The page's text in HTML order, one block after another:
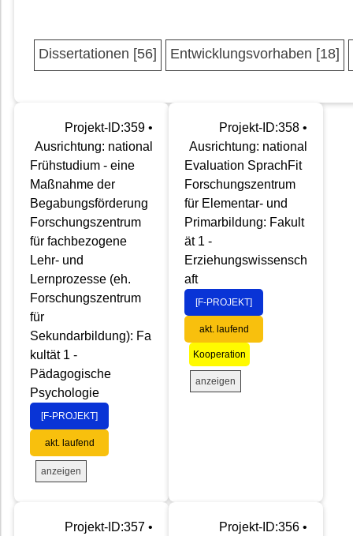
Dissertationen [56] Entwicklungsvorhaben [18]
Projekt-ID:359 •
Ausrichtung: national
Frühstudium - eine
Maßnahme der
Begabungsförderung
Forschungszentrum
für fachbezogene
Lehr- und
Lernprozesse (eh.
Forschungszentrum
für
Sekundarbildung): Fa
kultät 1 -
Pädagogische
Psychologie
[F-PROJEKT]
akt. laufend
anzeigen
Projekt-ID:358 •
Ausrichtung: national
Evaluation SprachFit
Forschungszentrum
für Elementar- und
Primarbildung: Fakult
ät 1 -
Erziehungswissensch
aft
[F-PROJEKT]
akt. laufend
Kooperation
anzeigen
Projekt-ID:357 •
Projekt-ID:356 •